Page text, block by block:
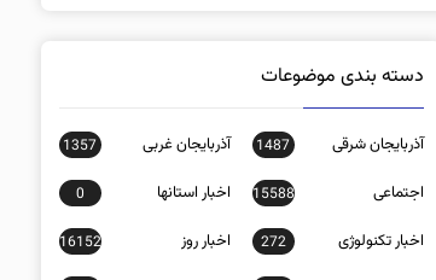
دسته بندی موضوعات
آذربایجان شرقی 1487 آذربایجان غربی 1357
اجتماعی 15588 اخبار استانها 0
اخبار تکنولوژی 272 اخبار روز 16152